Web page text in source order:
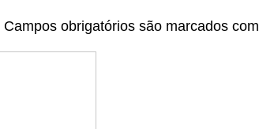
Campos obrigatórios são marcados com